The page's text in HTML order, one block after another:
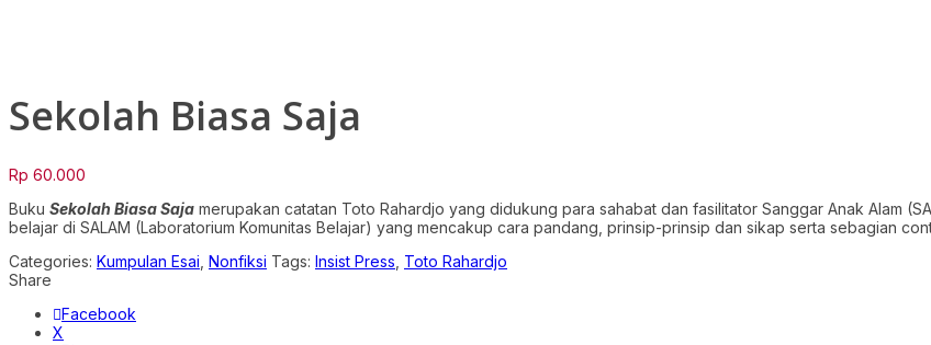
Sekolah Biasa Saja
Rp 60.000
Buku Sekolah Biasa Saja merupakan catatan Toto Rahardjo yang didukung para sahabat dan fasilitator Sanggar Anak Alam
belajar di SALAM (Laboratorium Komunitas Belajar) yang mencakup cara pandang, prinsip-prinsip dan sikap serta sebagian
Categories: Kumpulan Esai Nonfiksi Tags: Insist Press Toto Rahardjo
Share
Facebook
X